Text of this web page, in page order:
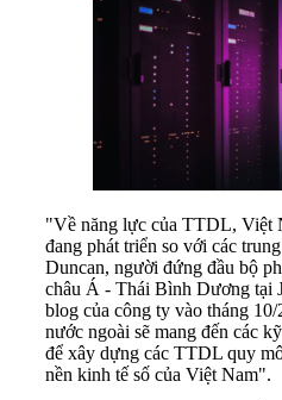
"Về năng lực của TTDL, Việt
đang phát triển so với các
Duncan, người đứng đầu bộ
châu Á - Thái Bình Dương tại
blog của công ty vào tháng
nước ngoài sẽ mang đến các
để xây dựng các TTDL quy
nền kinh tế số của Việt Nam".